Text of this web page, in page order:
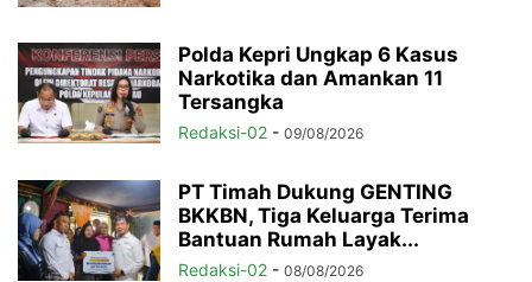
Polda Kepri Ungkap 6 Kasus
Narkotika dan Amankan 11
Tersangka
Redaksi-02 - 09/08/2026
PT Timah Dukung GENTING
BKKBN, Tiga Keluarga Terima
Bantuan Rumah Layak...
Redaksi-02 - 08/08/2026